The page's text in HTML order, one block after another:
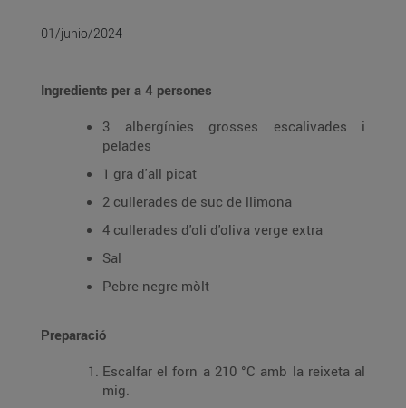
01/junio/2024
Ingredients per a 4 persones
3 albergínies grosses escalivades i
pelades
1 gra d'all picat
2 cullerades de suc de llimona
4 cullerades d'oli d'oliva verge extra
Sal
Pebre negre mòlt
Preparació
Escalfar el forn a 210 °C amb la reixeta al
mig.